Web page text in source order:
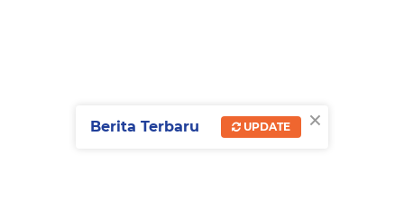
×
Berita Terbaru UPDATE